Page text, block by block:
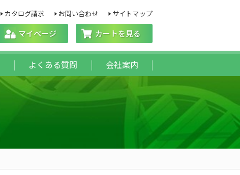
マイページ カートを見る
よくある質問 会社案内
カタログ請求 お問い合わせ サイトマップ